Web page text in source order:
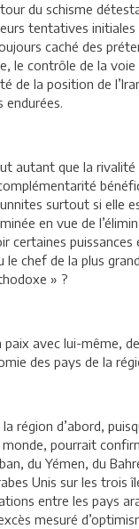
du schisme
tentatives
caché des
le contrôle de la
de la position de
endurées.
autant que la
surtout si elle
en vue de
certaines
chef de la plus
» ?
avec lui-même,
des pays de la
région d’abord,
pourrait
du Yémen, du
Unis sur les trois
entre les pays
mesuré